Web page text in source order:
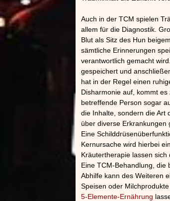
Auch in der TCM spielen
allem für die Diagnostik.
Blut als Sitz des Hun
sämtliche Erinnerungen
verantwortlich gemacht
gespeichert und
hat in der Regel einen
Disharmonie auf, kommt
betreffende Person sogar
die Inhalte, sondern die Art
über diverse Erkrankungen
Eine
Kernursache wird hierbei
Kräutertherapie lassen sich
Eine TCM-Behandlung, die
Abhilfe kann des Weiteren
Speisen oder
5-Elemente-Ernährung